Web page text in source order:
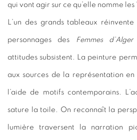
qui vont agir sur ce qu’elle nomme
L’un des grands tableaux
personnages des Femmes d’Alger
attitudes subsistent. La peinture
aux sources de la représentation en
l’aide de motifs contemporains.
sature la toile. On reconnaît la
lumière traversent la narration